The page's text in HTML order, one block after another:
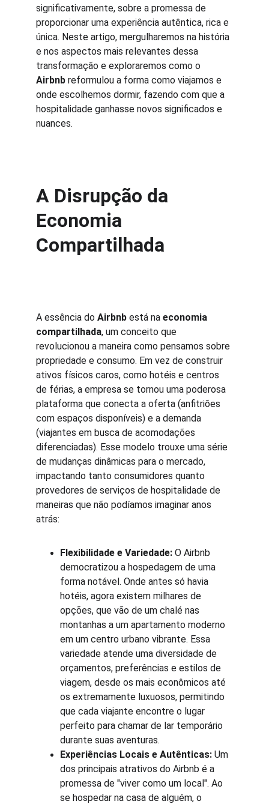
significativamente, sobre a promessa de
proporcionar uma experiência autêntica, rica e
única. Neste artigo, mergulharemos na história
e nos aspectos mais relevantes dessa
transformação e exploraremos como o
Airbnb reformulou a forma como viajamos e
onde escolhemos dormir, fazendo com que a
hospitalidade ganhasse novos significados e
nuances.
A Disrupção da
Economia
Compartilhada
A essência do Airbnb está na economia
compartilhada, um conceito que
revolucionou a maneira como pensamos sobre
propriedade e consumo. Em vez de construir
ativos físicos caros, como hotéis e centros
de férias, a empresa se tornou uma poderosa
plataforma que conecta a oferta (anfitriões
com espaços disponíveis) e a demanda
(viajantes em busca de acomodações
diferenciadas). Esse modelo trouxe uma série
de mudanças dinâmicas para o mercado,
impactando tanto consumidores quanto
provedores de serviços de hospitalidade de
maneiras que não podíamos imaginar anos
atrás:
Flexibilidade e Variedade: O Airbnb
democratizou a hospedagem de uma
forma notável. Onde antes só havia
hotéis, agora existem milhares de
opções, que vão de um chalé nas
montanhas a um apartamento moderno
em um centro urbano vibrante. Essa
variedade atende uma diversidade de
orçamentos, preferências e estilos de
viagem, desde os mais econômicos até
os extremamente luxuosos, permitindo
que cada viajante encontre o lugar
perfeito para chamar de lar temporário
durante suas aventuras.
Experiências Locais e Autênticas: Um
dos principais atrativos do Airbnb é a
promessa de "viver como um local". Ao
se hospedar na casa de alguém, o